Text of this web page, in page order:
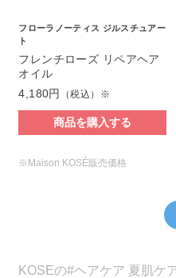
フローラノーティス ジルスチュアー
ト
フレンチローズ リペアヘア
オイル
4,180円
（税込）※
商品を購入する
※Maison KOSÉ販売価格
KOSEの#ヘアケア 夏肌ケ